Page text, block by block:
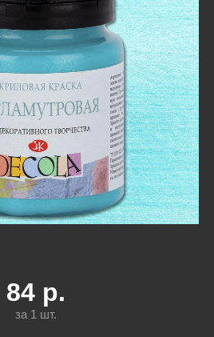
84 р.
за 1 шт.